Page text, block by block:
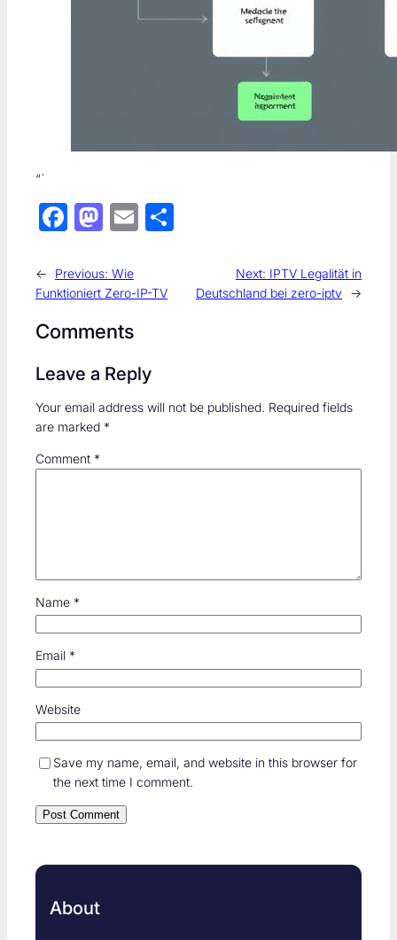
“`
F
e
b
o
M
to
d
o
n
E
← Previous: Wie
Funktioniert Zero-IP-TV
Next: IPTV Legalität in
Deutschland bei zero-iptv →
Comments
Leave a Reply
Your email address will not be published. Required fields
are marked *
Comment *
Name *
Email *
Website
Save my name, email, and website in this browser for
the next time I comment.
About